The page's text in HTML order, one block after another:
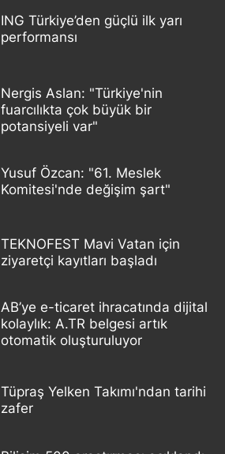
ING Türkiye’den güçlü ilk yarı
performansı
Nergis Aslan: "Türkiye'nin
fuarcılıkta çok büyük bir
potansiyeli var"
Yusuf Özcan: "61. Meslek
Komitesi'nde değişim şart"
TEKNOFEST Mavi Vatan için
ziyaretçi kayıtları başladı
AB’ye e-ticaret ihracatında dijital
kolaylık: A.TR belgesi artık
otomatik oluşturuluyor
Tüpraş Yelken Takımı'ndan tarihi
zafer